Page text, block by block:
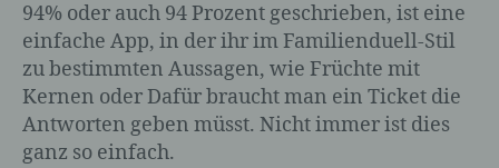
94% oder auch 94 Prozent geschrieben, ist eine
einfache App, in der ihr im Familienduell-Stil
zu bestimmten Aussagen, wie Früchte mit
Kernen oder Dafür braucht man ein Ticket die
Antworten geben müsst. Nicht immer ist dies
ganz so einfach.